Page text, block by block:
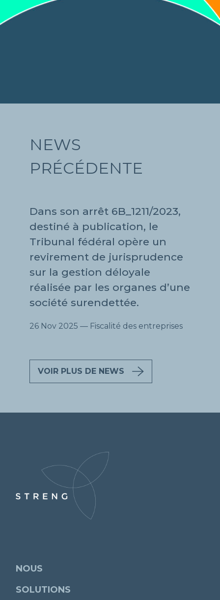
NEWS
PRÉCÉDENTE
Dans son arrêt 6B_1211/2023,
destiné à publication, le
Tribunal fédéral opère un
revirement de jurisprudence
sur la gestion déloyale
réalisée par les organes d’une
société surendettée.
26 Nov 2025 — Fiscalité des entreprises
VOIR PLUS DE NEWS
NOUS
SOLUTIONS